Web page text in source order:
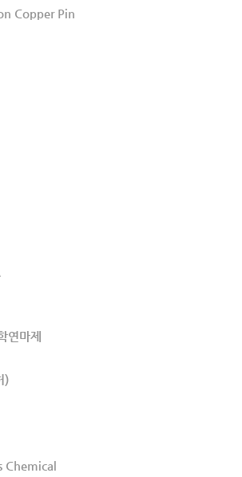
Copper Pin
연마제
)
Chemical